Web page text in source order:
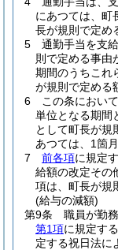
にあつては、町
長が規則で定め
5
通勤手当を支
則で定める事由
期間のうちこれ
が規則で定める
6
この条におい
単位となる期間
として町長が規
あつては、1箇
7
前各項に規定
給額の改定その
項は、町長が規
(給与の減額)
第9条
職員が勤
第1項に規定す
定する祝日法に